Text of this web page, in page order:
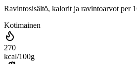
Ravintosisältö, kalorit ja ravintoarvot per
Kotimainen
270
kcal/100g